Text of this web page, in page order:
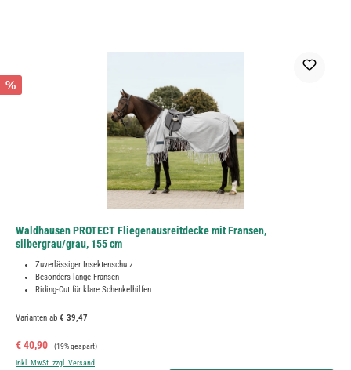
%
Waldhausen PROTECT Fliegenausreitdecke mit Fransen,
silbergrau/grau, 155 cm
Zuverlässiger Insektenschutz
Besonders lange Fransen
Riding-Cut für klare Schenkelhilfen
Varianten ab € 39,47
Verkaufspreis:
€ 40,90 Regulärer Preis:
(19% gespart)
inkl. MwSt. zzgl. Versand